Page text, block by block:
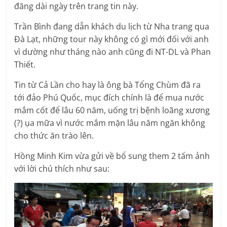
đăng dài ngày trên trang tin này.
Trần Bình đang dẫn khách du lịch từ Nha trang qua
Đà Lạt, những tour này không có gì mới đối với anh
vì dường như tháng nào anh cũng đi NT-DL và Phan
Thiết.
Tin từ Cả Lần cho hay là ông bà Tổng Chùm đã ra
tới đảo Phú Quốc, mục đích chính là để mua nước
mắm cốt để lâu 60 năm, uống trị bệnh loãng xương
(?) ụa mữa vì nước mắm mặn lâu năm ngăn không
cho thức ăn trào lên.
Hồng Minh Kim vừa gửi về bổ sung them 2 tấm ảnh
với lời chú thích như sau: